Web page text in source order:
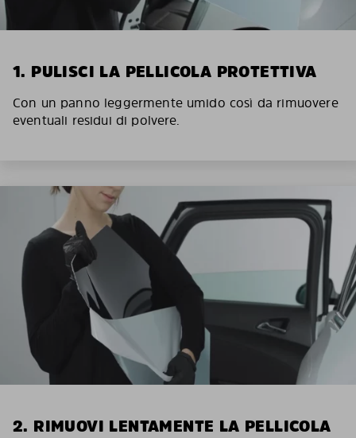
1. PULISCI LA PELLICOLA PROTETTIVA
Con un panno leggermente umido così da rimuovere
eventuali residui di polvere.
2. RIMUOVI LENTAMENTE LA PELLICOLA